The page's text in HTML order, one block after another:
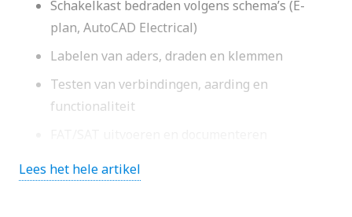
Schakelkast bedraden volgens schema’s (E-
plan, AutoCAD Electrical)
Labelen van aders, draden en klemmen
Testen van verbindingen, aarding en
functionaliteit
Normen en veiligheid die je
Lees het hele artikel